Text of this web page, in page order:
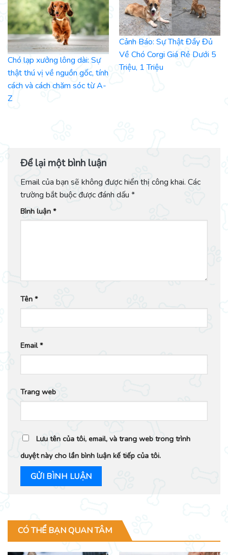
Chó lạp xưởng lông dài: Sự
thật thú vị về nguồn gốc, tính
cách và cách chăm sóc từ A-
Z
Cảnh Báo: Sự Thật Đầy Đủ
Về Chó Corgi Giá Rẻ Dưới 5
Triệu, 1 Triệu
Để lại một bình luận
Email của bạn sẽ không được hiển thị công khai. Các
trường bắt buộc được đánh dấu *
Bình luận *
Tên *
Email*
Trang web
Lưu tên của tôi, email, và trang web trong trình
duyệt này cho lần bình luận kế tiếp của tôi.
CÓ THỂ BẠN QUAN TÂM